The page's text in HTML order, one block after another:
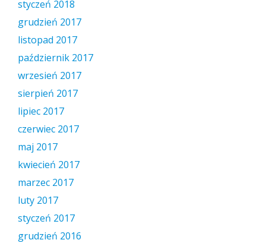
styczeń 2018
grudzień 2017
listopad 2017
październik 2017
wrzesień 2017
sierpień 2017
lipiec 2017
czerwiec 2017
maj 2017
kwiecień 2017
marzec 2017
luty 2017
styczeń 2017
grudzień 2016